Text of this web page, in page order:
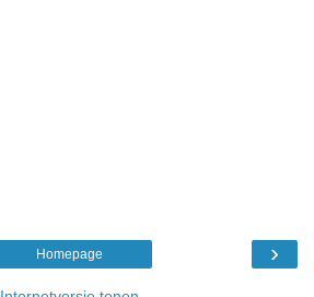
›
Homepage